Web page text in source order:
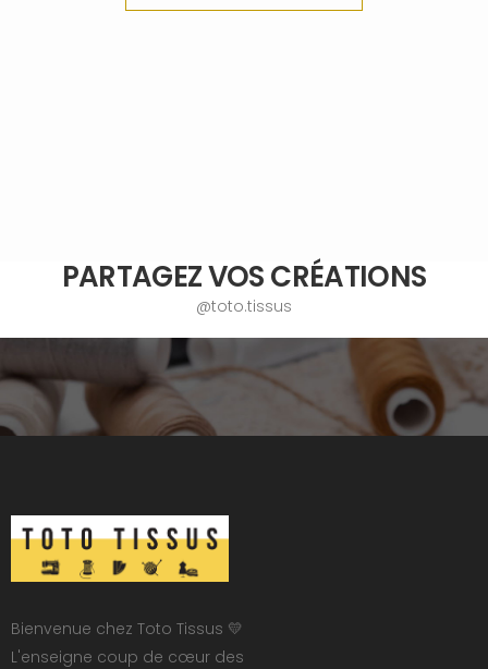
PARTAGEZ VOS CRÉATIONS
@toto.tissus
Bienvenue chez Toto Tissus 💛
L'enseigne coup de cœur des